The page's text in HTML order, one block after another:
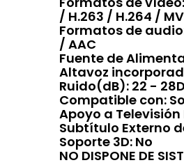
/ H.263 / H.264 /
Formatos de audio:
/ AAC
Fuente de
Altavoz
Ruido(dB): 22 -
Compatible con:
Apoyo a Televisión
Subtítulo Externo
Soporte 3D: No
NO DISPONE DE